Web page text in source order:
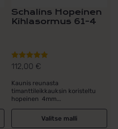
Schalins Hopeinen
Kihlasormus 61-4
Arvostelu
5.00 / 5
112,00 €
Kaunis reunasta
timanttileikkauksin koristeltu
hopeinen 4mm...
Valitse malli